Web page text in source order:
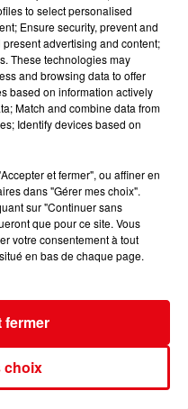
ORANGE CE WEEK-END
to select personalised
Ensure security, prevent and
advertising and content;
These technologies may
and browsing data to offer
based on information actively
Match and combine data from
Identify devices based on
et fermer", ou affiner en
dans "Gérer mes choix".
sur "Continuer sans
que pour ce site. Vous
votre consentement à tout
en bas de chaque page.
choix
fermer